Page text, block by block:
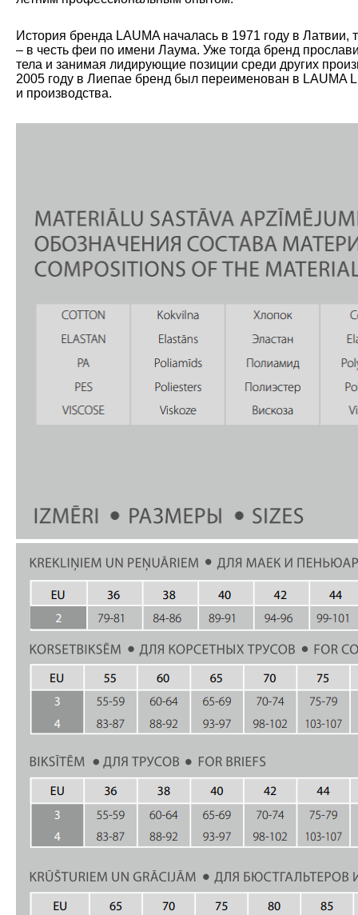
История бренда LAUMA началась в 1971 году в
– в честь феи по имени Лаума. Уже тогда бренд
тела и занимая лидирующие позиции среди других
2005 году в Лиепае бренд был переименован в LAUMA
и производства.